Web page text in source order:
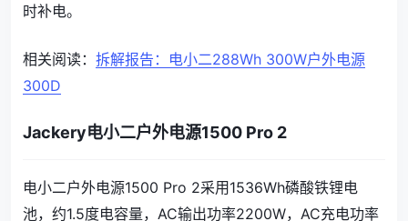
时补电。
相关阅读： 拆解报告：电小二288Wh 300W户外电源
300D
Jackery电小二户外电源1500 Pro 2
电小二户外电源1500 Pro 2采用1536Wh磷酸铁锂电
池，约1.5度电容量，AC输出功率2200W，AC充电功率